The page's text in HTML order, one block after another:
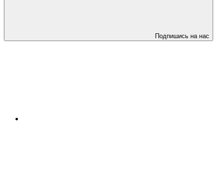
Подпишись на нас